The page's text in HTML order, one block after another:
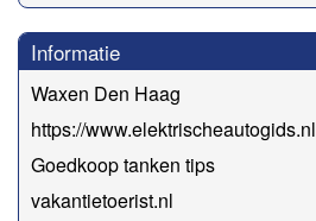
Informatie
Waxen Den Haag
https://www.elektrischeautogids.nl
Goedkoop tanken tips
vakantietoerist.nl